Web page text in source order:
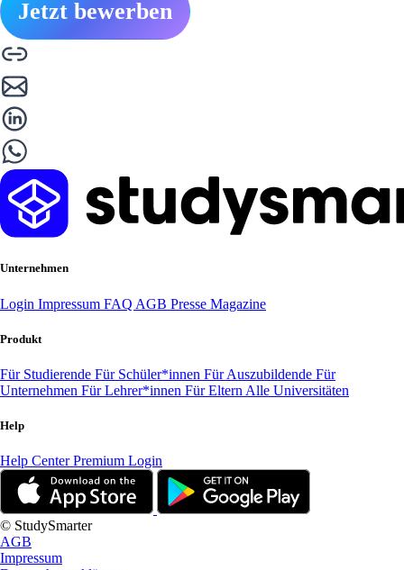
Jetzt bewerben
Unternehmen
Login Impressum FAQ AGB Presse Magazine
Produkt
Für Studierende Für Schüler*innen Für Auszubildende Für
Unternehmen Für Lehrer*innen Für Eltern Alle Universitäten
Help
Help CenterPremium Login
© StudySmarter
AGB
Impressum